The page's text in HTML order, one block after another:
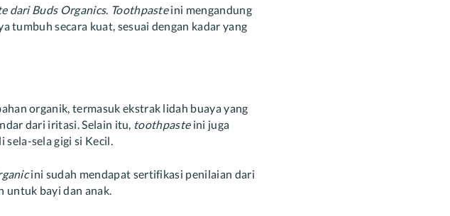
dari Buds Organics. Toothpasteini mengandung
secara kuat, sesuai dengan kadar yang
organik, termasuk ekstrak lidah buaya yang
dari iritasi. Selain itu, toothpaste ini juga
sela-sela gigi si Kecil.
ini sudah mendapat sertifikasi penilaian dari
untuk bayi dan anak.